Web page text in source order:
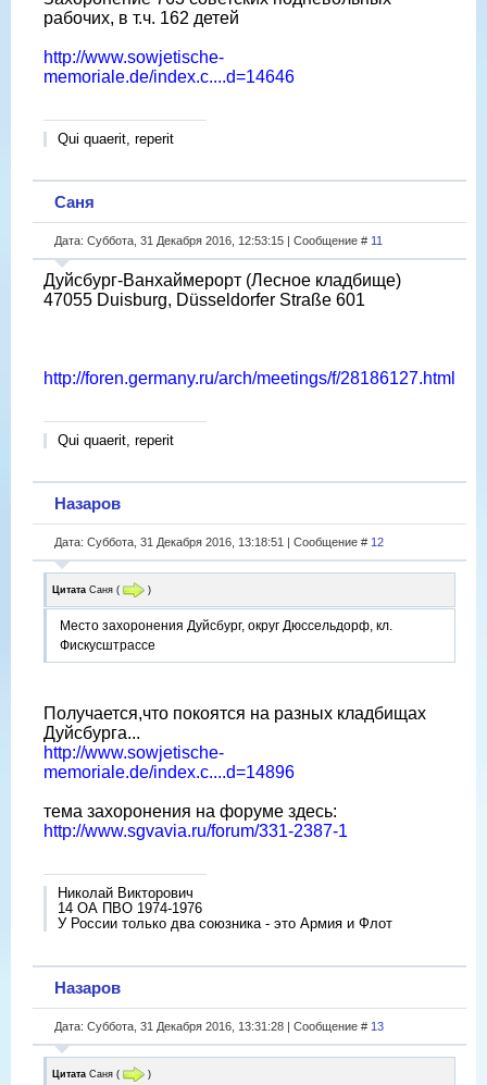
рабочих, в т.ч. 162 детей
http://www.sowjetische-
memoriale.de/index.c....d=14646
Qui quaerit, reperit
Саня
Дата: Суббота, 31 Декабря 2016, 12:53:15 | Сообщение # 11
Дуйсбург-Ванхаймерорт (Лесное кладбище)
47055 Duisburg, Düsseldorfer Straße 601
http://foren.germany.ru/arch/meetings/f/28186127.html
Qui quaerit, reperit
Назаров
Дата: Суббота, 31 Декабря 2016, 13:18:51 | Сообщение # 12
Цитата Саня ( )
Место захоронения Дуйсбург, округ Дюссельдорф, кл.
Фискусштрассе
Получается,что покоятся на разных кладбищах
Дуйсбурга...
http://www.sowjetische-
memoriale.de/index.c....d=14896
тема захоронения на форуме здесь:
http://www.sgvavia.ru/forum/331-2387-1
Николай Викторович
14 ОА ПВО 1974-1976
У России только два союзника - это Армия и Флот
Назаров
Дата: Суббота, 31 Декабря 2016, 13:31:28 | Сообщение # 13
Цитата Саня ( )